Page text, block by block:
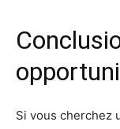
Si vous cherchez